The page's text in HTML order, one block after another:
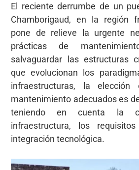
El reciente derrumbe de un
Chamborigaud, en la región
pone de relieve la urgente
prácticas de
salvaguardar las estructuras
que evolucionan los
infraestructuras, la
mantenimiento adecuados es
teniendo en cuenta la
infraestructura, los
integración tecnológica.